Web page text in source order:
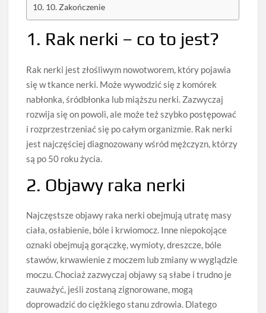
10. Zakończenie
1. Rak nerki – co to jest?
Rak nerki jest złośliwym nowotworem, który pojawia
się w tkance nerki. Może wywodzić się z komórek
nabłonka, śródbłonka lub miąższu nerki. Zazwyczaj
rozwija się on powoli, ale może też szybko postępować
i rozprzestrzeniać się po całym organizmie. Rak nerki
jest najczęściej diagnozowany wśród mężczyzn, którzy
są po 50 roku życia.
2. Objawy raka nerki
Najczęstsze objawy raka nerki obejmują utratę masy
ciała, osłabienie, bóle i krwiomocz. Inne niepokojące
oznaki obejmują gorączkę, wymioty, dreszcze, bóle
stawów, krwawienie z moczem lub zmiany w wyglądzie
moczu. Chociaż zazwyczaj objawy są słabe i trudno je
zauważyć, jeśli zostaną zignorowane, mogą
doprowadzić do ciężkiego stanu zdrowia. Dlatego